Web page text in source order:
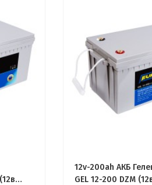
12v-200ah АКБ
GEL 12-200 DZM